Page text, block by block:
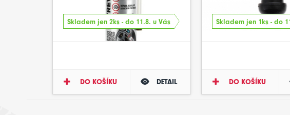
Skladem jen 2ks - do 11.8. u Vás
DO KOŠÍKU DETAIL
Skladem jen 1ks - do
DO KOŠÍKU